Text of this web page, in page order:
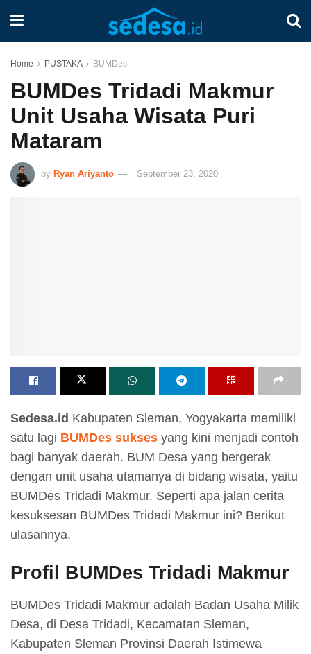
Home PUSTAKA BUMDes
BUMDes Tridadi Makmur
Unit Usaha Wisata Puri
Mataram
by Ryan Ariyanto September 23, 2020
Sedesa.id Kabupaten Sleman, Yogyakarta memiliki
satu lagi BUMDes sukses yang kini menjadi contoh
bagi banyak daerah. BUM Desa yang bergerak
dengan unit usaha utamanya di bidang wisata, yaitu
BUMDes Tridadi Makmur. Seperti apa jalan cerita
kesuksesan BUMDes Tridadi Makmur ini? Berikut
ulasannya.
Profil BUMDes Tridadi Makmur
BUMDes Tridadi Makmur adalah Badan Usaha Milik
Desa, di Desa Tridadi, Kecamatan Sleman,
Kabupaten Sleman Provinsi Daerah Istimewa